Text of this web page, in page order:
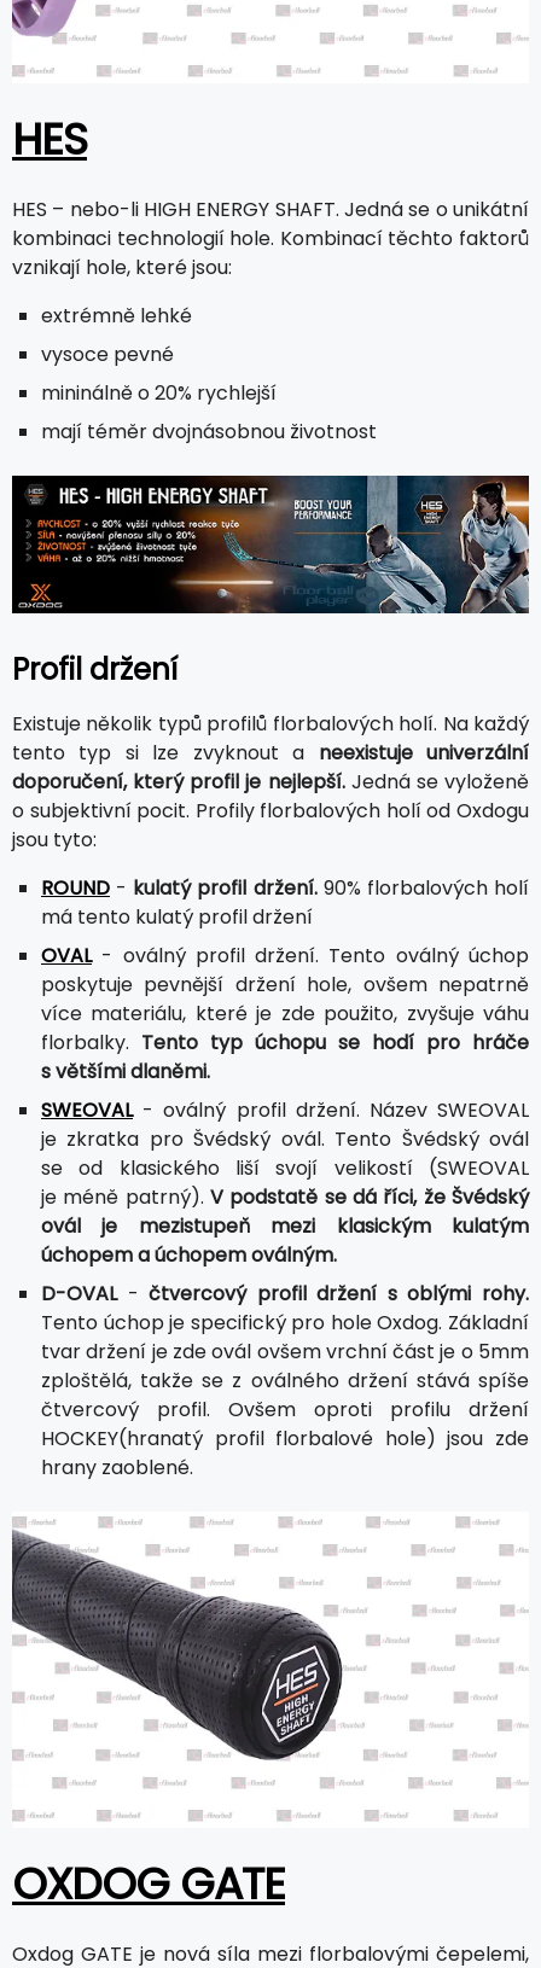
HES
HES – nebo-li HIGH ENERGY SHAFT. Jedná se o unikátní
kombinaci technologií hole. Kombinací těchto faktorů
vznikají hole, které jsou:
extrémně lehké
vysoce pevné
mininálně o 20% rychlejší
mají téměr dvojnásobnou životnost
Profil držení
Existuje několik typů profilů florbalových holí. Na každý
tento typ si lze zvyknout a neexistuje univerzální
doporučení, který profil je nejlepší.Jedná se vyloženě
o subjektivní pocit. Profily florbalových holí od Oxdogu
jsou tyto:
ROUND - kulatý profil držení.90% florbalových holí
má tento kulatý profil držení
OVAL- oválný profil držení. Tento oválný úchop
poskytuje pevnější držení hole, ovšem nepatrně
více materiálu, které je zde použito, zvyšuje váhu
florbalky. Tento typ úchopu se hodí pro hráče
s většími dlaněmi.
SWEOVAL- oválný profil držení. Název SWEOVAL
je zkratka pro Švédský ovál. Tento Švédský ovál
se od klasického liší svojí velikostí (SWEOVAL
je méně patrný). V podstatě se dá říci, že Švédský
ovál je mezistupeň mezi klasickým kulatým
úchopem a úchopem oválným.
D-OVAL-čtvercový profil držení s oblými rohy.
Tento úchop je specifický pro hole Oxdog. Základní
tvar držení je zde ovál ovšem vrchní část je o 5mm
zploštělá, takže se z oválného držení stává spíše
čtvercový profil. Ovšem oproti profilu držení
HOCKEY(hranatý profil florbalové hole) jsou zde
hrany zaoblené.
OXDOG GATE
Oxdog GATE je nová síla mezi florbalovými čepelemi,